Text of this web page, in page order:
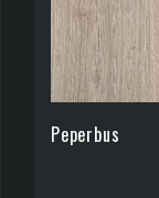
Peperbus